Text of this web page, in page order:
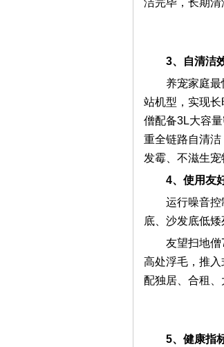
洁完毕，长期清
3、自清洁
养宠家庭
站机型，实现
僧配备3L大容
重全链路自清
发霉、不滋生宠
4、 使用友
运行噪音
底、沙发底低矮
友望扫地
高处浮毛，推
配独居、合租、
5、健康指